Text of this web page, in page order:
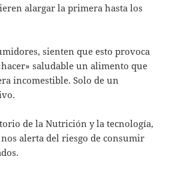
alargar la primera hasta los
sienten que esto provoca
saludable un alimento que
incomestible. Solo de un
de la Nutrición y la tecnología,
alerta del riesgo de consumir